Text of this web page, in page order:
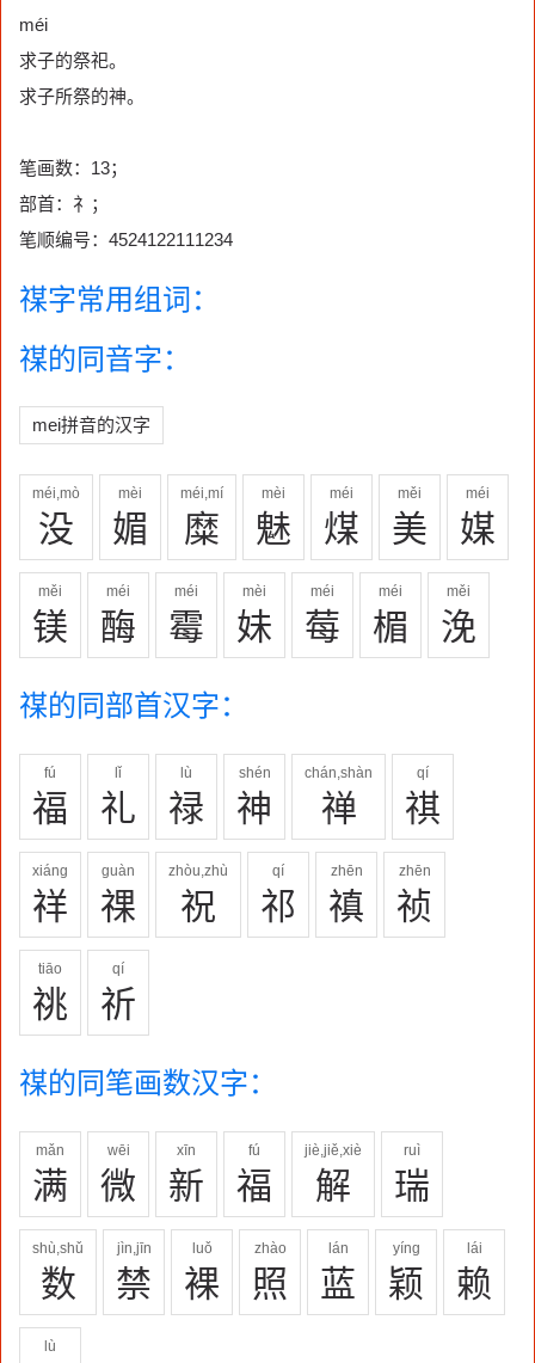
méi
求子的祭祀。
求子所祭的神。
笔画数：13；
部首：礻；
笔顺编号：4524122111234
禖字常用组词：
禖的同音字：
mei拼音的汉字
méi,mò
没
mèi
媚
méi,mí
糜
mèi
魅
méi
煤
měi
美
méi
媒
měi
镁
méi
酶
méi
霉
mèi
妹
méi
莓
méi
楣
měi
浼
禖的同部首汉字：
fú
福
lǐ
礼
lù
禄
shén
神
chán,shàn
禅
qí
祺
xiáng
祥
guàn
祼
zhòu,zhù
祝
qí
祁
zhēn
禛
zhēn
祯
tiāo
祧
qí
祈
禖的同笔画数汉字：
mǎn
满
wēi
微
xīn
新
fú
福
jiè,jiě,xiè
解
ruì
瑞
shù,shǔ
数
jìn,jīn
禁
luǒ
裸
zhào
照
lán
蓝
yíng
颖
lái
赖
lù